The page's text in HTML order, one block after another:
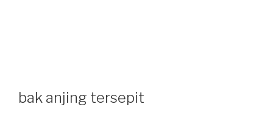
bak anjing tersepit